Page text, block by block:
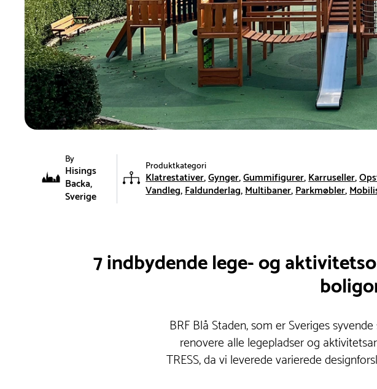
By
Hisings
Backa,
Sverige
Produktkategori
Klatrestativer Gynger Gummifigurer Karruseller
Vandleg Faldunderlag Multibaner Parkmøbler
7 indbydende lege- og
BRF Blå Staden, som er Sveriges
renovere alle legepladser og
TRESS, da vi leverede varierede